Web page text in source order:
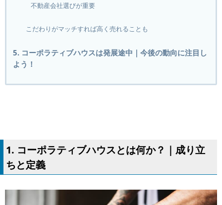
不動産会社選びが重要
こだわりがマッチすれば高く売れることも
5. コーポラティブハウスは発展途中｜今後の動向に注目し
よう！
1. コーポラティブハウスとは何か？｜成り立
ちと定義